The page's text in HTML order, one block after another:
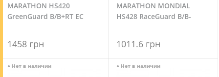
MARATHON HS420
GreenGuard B/B+RT EC
1458 грн
MARATHON MONDIAL
HS428 RaceGuard B/B-
1011.6 грн
● Нет в наличии ● Нет в наличии